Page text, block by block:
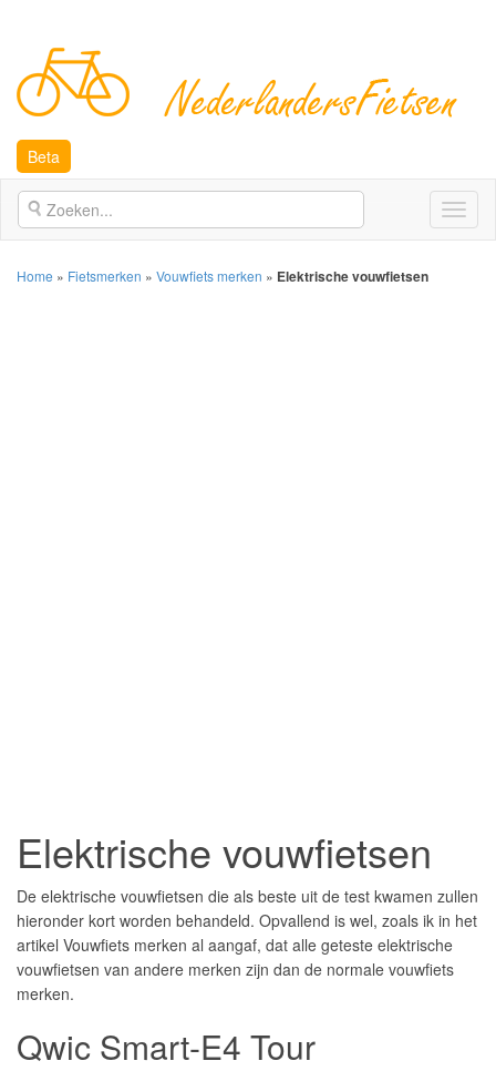
Beta
Open
Home » Fietsmerken » Vouwfiets merken » Elektrische vouwfietsen
Elektrische vouwfietsen
De elektrische vouwfietsen die als beste uit de test kwamen zullen
hieronder kort worden behandeld. Opvallend is wel, zoals ik in het
artikel Vouwfiets merken al aangaf, dat alle geteste elektrische
vouwfietsen van andere merken zijn dan de normale vouwfiets
merken.
Qwic Smart-E4 Tour